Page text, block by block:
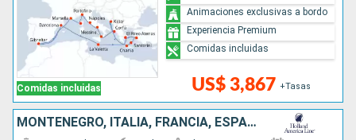
Comidas incluidas US$ 3,867 +Tasas
Animaciones exclusivas a bordo
Experiencia Premium
Comidas incluidas
MONTENEGRO, ITALIA, FRANCIA, ESPAÑA, MALTA, GRECIA, TURQUÍA